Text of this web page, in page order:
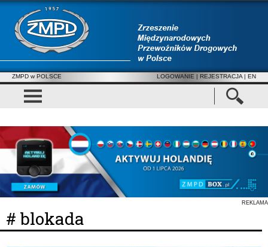
ZMPD w POLSCE LOGOWANIE | REJESTRACJA | EN
REKLAMA
# blokada